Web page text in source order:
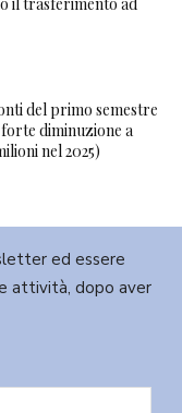
del primo semestre
diminuzione a
nel 2025)
ed essere
attività, dopo aver